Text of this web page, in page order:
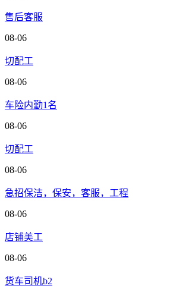
售后客服
08-06
切配工
08-06
车险内勤1名
08-06
切配工
08-06
急招保洁，保安，客服，工程
08-06
店铺美工
08-06
货车司机b2